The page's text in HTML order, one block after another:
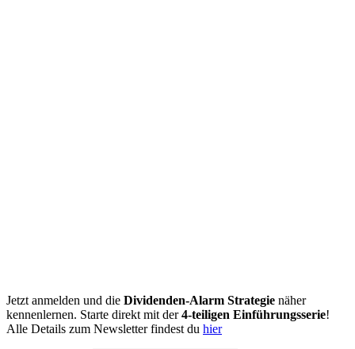
Jetzt anmelden und die Dividenden-Alarm Strategie näher
kennenlernen. Starte direkt mit der4-teiligen Einführungsserie!
Alle Details zum Newsletter findest du hier